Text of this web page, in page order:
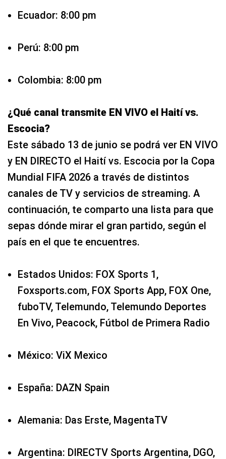
Ecuador: 8:00 pm
Perú: 8:00 pm
Colombia: 8:00 pm
¿Qué canal transmite EN VIVO el Haití vs.
Escocia?
Este sábado 13 de junio se podrá ver EN VIVO
y EN DIRECTO el Haití vs. Escocia por la Copa
Mundial FIFA 2026 a través de distintos
canales de TV y servicios de streaming. A
continuación, te comparto una lista para que
sepas dónde mirar el gran partido, según el
país en el que te encuentres.
Estados Unidos: FOX Sports 1,
Foxsports.com, FOX Sports App, FOX One,
fuboTV, Telemundo, Telemundo Deportes
En Vivo, Peacock, Fútbol de Primera Radio
México: ViX Mexico
España: DAZN Spain
Alemania: Das Erste, MagentaTV
Argentina: DIRECTV Sports Argentina, DGO,